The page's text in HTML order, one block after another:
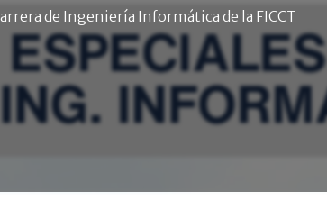
de Ingeniería Informática de la FICCT